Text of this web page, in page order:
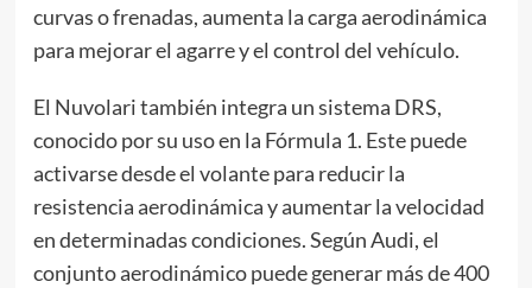
curvas o frenadas, aumenta la carga aerodinámica
para mejorar el agarre y el control del vehículo.
El Nuvolari también integra un sistema DRS,
conocido por su uso en la Fórmula 1. Este puede
activarse desde el volante para reducir la
resistencia aerodinámica y aumentar la velocidad
en determinadas condiciones. Según Audi, el
conjunto aerodinámico puede generar más de 400